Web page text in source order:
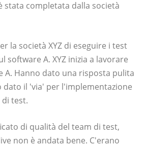
stata completata dalla società
la società XYZ di eseguire i test
software A. XYZ inizia a lavorare
A. Hanno dato una risposta pulita
dato il 'via' per l'implementazione
di test.
di qualità del team di test,
non è andata bene. C'erano